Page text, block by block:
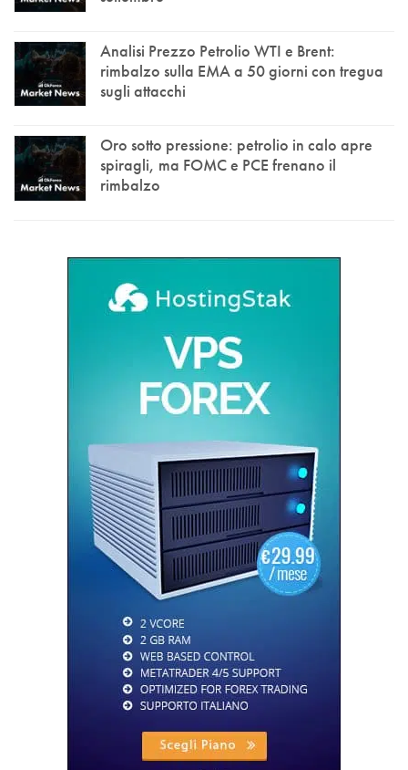
Analisi Prezzo Petrolio WTI e Brent:
rimbalzo sulla EMA a 50 giorni con tregua
sugli attacchi
Oro sotto pressione: petrolio in calo apre
spiragli, ma FOMC e PCE frenano il
rimbalzo